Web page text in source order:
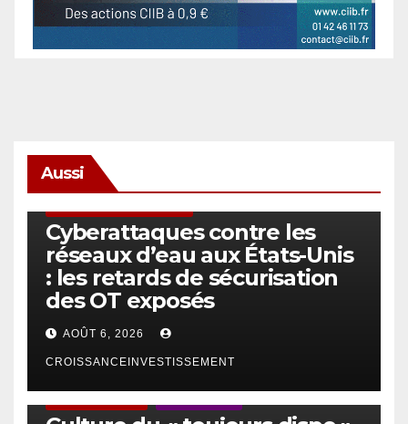
Aussi
Cyberattaques contre les
réseaux d’eau aux États-Unis
: les retards de sécurisation
des OT exposés
AOÛT 6, 2026
CROISSANCEINVESTISSEMENT